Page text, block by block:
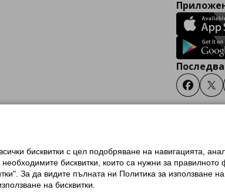
Facebook
на настройки за използване на бисквиткиУсловия за
на личните данни на ikea.bg
Общи условия на програма
Family
бисквитки с цел подобряване на навигацията,
бисквитки, които са нужни за
За да видите пълната ни Политика за използване
на бисквитки.